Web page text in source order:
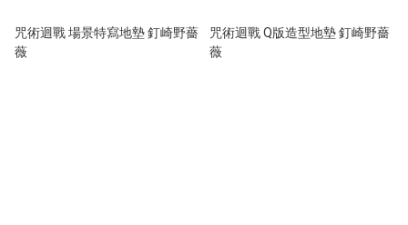
咒術迴戰 場景特寫地墊 釘崎野薔
薇
咒術迴戰 Q版造型地墊 釘崎野薔
薇